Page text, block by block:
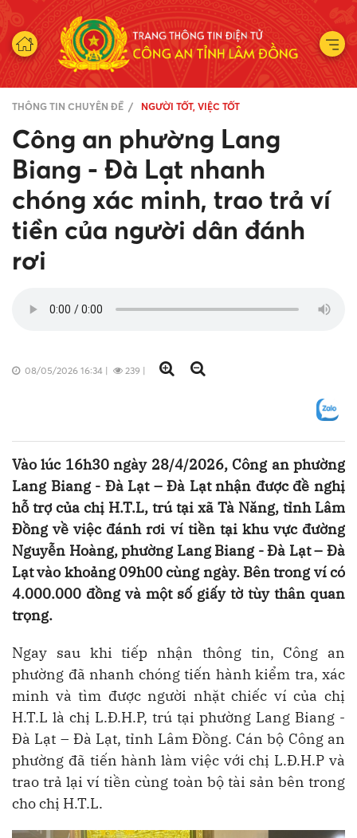
THÔNG TIN CHUYÊN ĐỀ NGƯỜI TỐT, VIỆC TỐT
Công an phường Lang
Biang - Đà Lạt nhanh
chóng xác minh, trao trả ví
tiền của người dân đánh
rơi
08/05/2026 16:34 | 239 |
Vào lúc 16h30 ngày 28/4/2026, Công an phường
Lang Biang - Đà Lạt – Đà Lạt nhận được đề nghị
hỗ trợ của chị H.T.L, trú tại xã Tà Năng, tỉnh Lâm
Đồng về việc đánh rơi ví tiền tại khu vực đường
Nguyễn Hoàng, phường Lang Biang - Đà Lạt – Đà
Lạt vào khoảng 09h00 cùng ngày. Bên trong ví có
4.000.000 đồng và một số giấy tờ tùy thân quan
trọng.
Ngay sau khi tiếp nhận thông tin, Công an
phường đã nhanh chóng tiến hành kiểm tra, xác
minh và tìm được người nhặt chiếc ví của chị
H.T.L là chị L.Đ.H.P, trú tại phường Lang Biang -
Đà Lạt – Đà Lạt, tỉnh Lâm Đồng. Cán bộ Công an
phường đã tiến hành làm việc với chị L.Đ.H.P và
trao trả lại ví tiền cùng toàn bộ tài sản bên trong
cho chị H.T.L.